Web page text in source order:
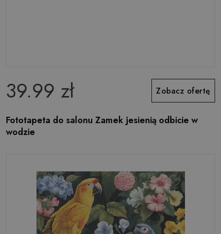
39.99 zł Zobacz ofertę
Fototapeta do salonu Zamek jesienią odbicie w
wodzie